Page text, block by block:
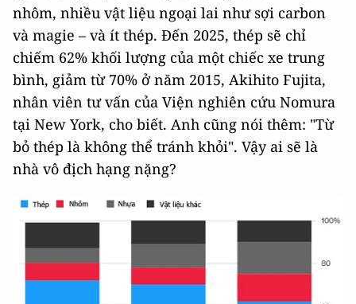
nhôm, nhiều vật liệu ngoại lai như sợi carbon
và magie – và ít thép. Đến 2025, thép sẽ chỉ
chiếm 62% khối lượng của một chiếc xe trung
bình, giảm từ 70% ở năm 2015, Akihito Fujita,
nhân viên tư vấn của Viện nghiên cứu Nomura
tại New York, cho biết. Anh cũng nói thêm: "Từ
bỏ thép là không thể tránh khỏi". Vậy ai sẽ là
nhà vô địch hạng nặng?